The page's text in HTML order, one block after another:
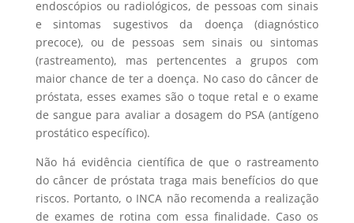
endoscópios ou radiológicos, de pessoas com sinais
e sintomas sugestivos da doença (diagnóstico
precoce), ou de pessoas sem sinais ou sintomas
(rastreamento), mas pertencentes a grupos com
maior chance de ter a doença. No caso do câncer de
próstata, esses exames são o toque retal e o exame
de sangue para avaliar a dosagem do PSA (antígeno
prostático específico).
Não há evidência científica de que o rastreamento
do câncer de próstata traga mais benefícios do que
riscos. Portanto, o INCA não recomenda a realização
de exames de rotina com essa finalidade. Caso os